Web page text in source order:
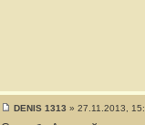
DENIS 1313 » 27.11.2013,